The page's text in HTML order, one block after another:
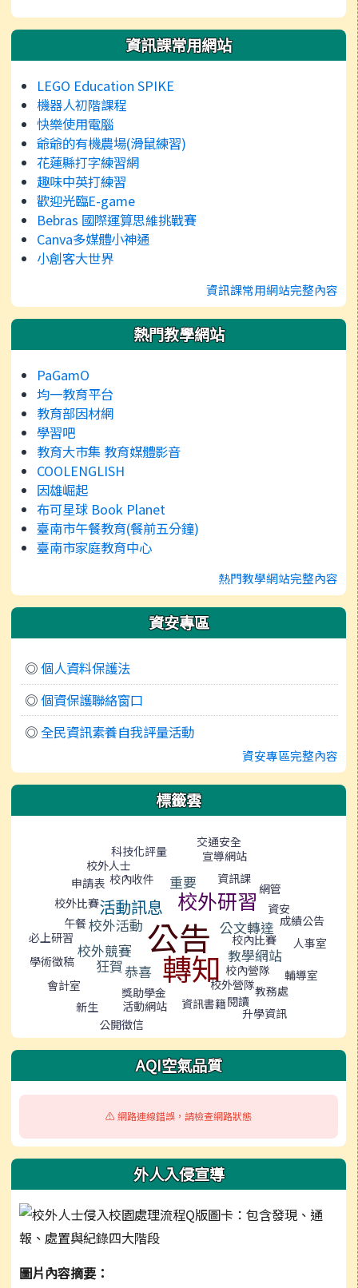
資訊課常用網站
LEGO Education SPIKE
機器人初階課程
快樂使用電腦
爺爺的有機農場(滑鼠練習)
花蓮縣打字練習網
趣味中英打練習
歡迎光臨E-game
Bebras 國際運算思維挑戰賽
Canva多媒體小神通
小創客大世界
資訊課常用網站完整內容
熱門教學網站
PaGamO
均一教育平台
教育部因材網
學習吧
教育大市集 教育媒體影音
COOLENGLISH
因雄崛起
布可星球 Book Planet
臺南市午餐教育(餐前五分鐘)
臺南市家庭教育中心
熱門教學網站完整內容
資安專區
◎個人資料保護法
◎個資保護聯絡窗口
◎全民資訊素養自我評量活動
資安專區完整內容
標籤雲
校外人士
科技化評量
交通安全
宣導網站
申請表 校內收件 重要
資訊課
校外比賽活動訊息 校外研習 網管
必上研習
午餐校外活動 公告
資安
公文轉達 成績公告
校外競賽
狂賀
教學網站
恭喜 轉知
校內比賽
人事室
學術徵稿
會計室
校外營隊
校內營隊 輔導室
新生
獎助學金
活動網站
資訊書籍閱讀
教務處
公開徵信
升學資訊
AQI空氣品質
⚠️ 網路連線錯誤，請檢查網路狀態
外人入侵宣導
圖片內容摘要：